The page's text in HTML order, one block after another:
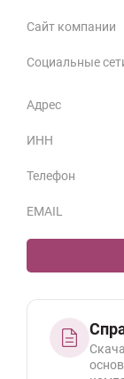
Сайт компании
Социальные
Адрес
ИНН
Телефон
EMAIL